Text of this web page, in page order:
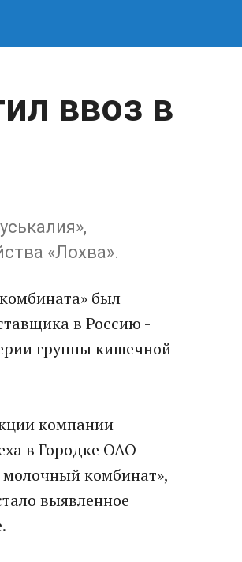
ввоз в
«Лохва».
был
в Россию -
группы кишечной
компании
в Городке ОАО
комбинат»,
выявленное